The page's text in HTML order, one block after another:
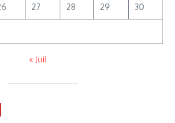
27 28 29 30
« Juil